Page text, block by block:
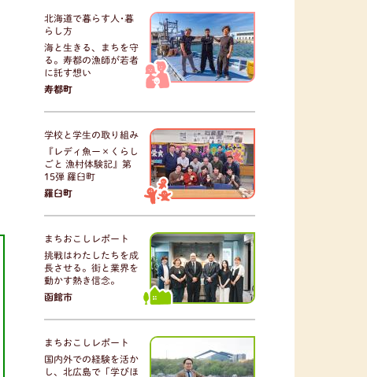
北海道で暮らす人･暮
らし方
海と生きる、まちを守
る。寿都の漁師が若者
に託す想い
寿都町
学校と学生の取り組み
『レディ魚ー×くらし
ごと 漁村体験記』第
15弾 羅臼町
羅臼町
まちおこしレポート
挑戦はわたしたちを成
長させる。街と業界を
動かす熱き信念。
函館市
まちおこしレポート
国内外での経験を活か
し、北広島で「学びほ